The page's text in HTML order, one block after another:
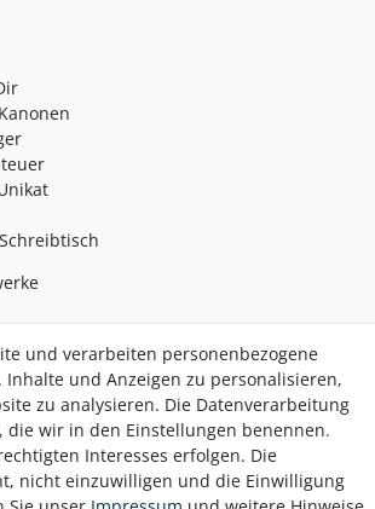
Batterieentsorgung
zur Barrierefreiheit
und verarbeiten personenbezogene
Inhalte und Anzeigen zu personalisieren,
zu analysieren. Die Datenverarbeitung
wir in den Einstellungen benennen.
Interesses erfolgen. Die
nicht einzuwilligen und die Einwilligung